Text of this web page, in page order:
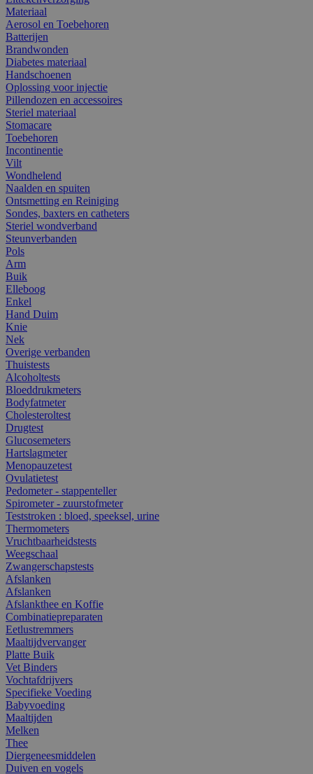
Materiaal
Aerosol en Toebehoren
Batterijen
Brandwonden
Diabetes materiaal
Handschoenen
Oplossing voor injectie
Pillendozen en accessoires
Steriel materiaal
Stomacare
Toebehoren
Incontinentie
Vilt
Wondhelend
Naalden en spuiten
Ontsmetting en Reiniging
Sondes, baxters en catheters
Steriel wondverband
Steunverbanden
Pols
Arm
Buik
Elleboog
Enkel
Hand Duim
Knie
Nek
Overige verbanden
Thuistests
Alcoholtests
Bloeddrukmeters
Bodyfatmeter
Cholesteroltest
Drugtest
Glucosemeters
Hartslagmeter
Menopauzetest
Ovulatietest
Pedometer - stappenteller
Spirometer - zuurstofmeter
Teststroken : bloed, speeksel, urine
Thermometers
Vruchtbaarheidstests
Weegschaal
Zwangerschapstests
Afslanken
Afslanken
Afslankthee en Koffie
Combinatiepreparaten
Eetlustremmers
Maaltijdvervanger
Platte Buik
Vet Binders
Vochtafdrijvers
Specifieke Voeding
Babyvoeding
Maaltijden
Melken
Thee
Diergeneesmiddelen
Duiven en vogels